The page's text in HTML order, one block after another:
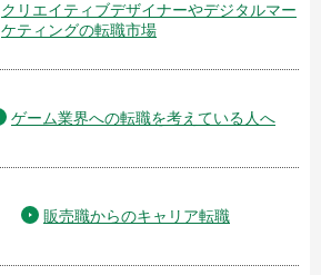
クリエイティブデザイナーやデジタルマー
ケティングの転職市場
ゲーム業界への転職を考えている人へ
販売職からのキャリア転職